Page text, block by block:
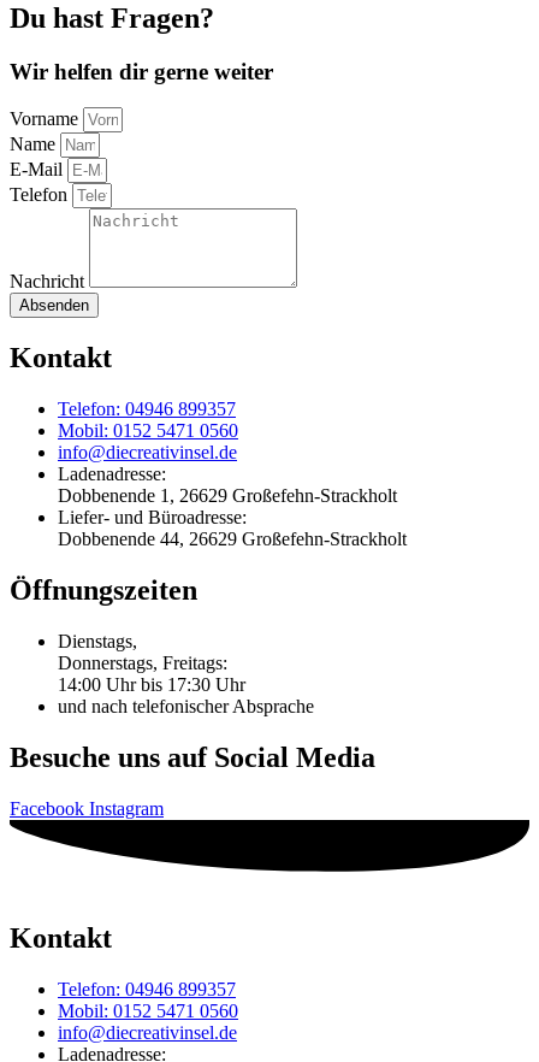
Du hast Fragen?
Wir helfen dir gerne weiter
Vorname
Name
E-Mail
Telefon
Nachricht
Absenden
Kontakt
Telefon: 04946 899357
Mobil: 0152 5471 0560
info@diecreativinsel.de
Ladenadresse:
Dobbenende 1, 26629 Großefehn-Strackholt
Liefer- und Büroadresse:
Dobbenende 44, 26629 Großefehn-Strackholt
Öffnungszeiten
Dienstags,
Donnerstags, Freitags:
14:00 Uhr bis 17:30 Uhr
und nach telefonischer Absprache
Besuche uns auf Social Media
Facebook Instagram
Kontakt
Telefon: 04946 899357
Mobil: 0152 5471 0560
info@diecreativinsel.de
Ladenadresse: